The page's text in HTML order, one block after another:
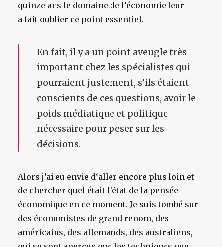
quinze ans le domaine de l’économie leur
a fait oublier ce point essentiel.
En fait, il y a un point aveugle très
important chez les spécialistes qui
pourraient justement, s’ils étaient
conscients de ces questions, avoir le
poids médiatique et politique
nécessaire pour peser sur les
décisions.
Alors j’ai eu envie d‘aller encore plus loin et
de chercher quel était l’état de la pensée
économique en ce moment. Je suis tombé sur
des économistes de grand renom, des
américains, des allemands, des australiens,